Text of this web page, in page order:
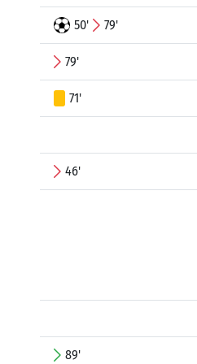
50' 79'
79'
71'
46'
89'